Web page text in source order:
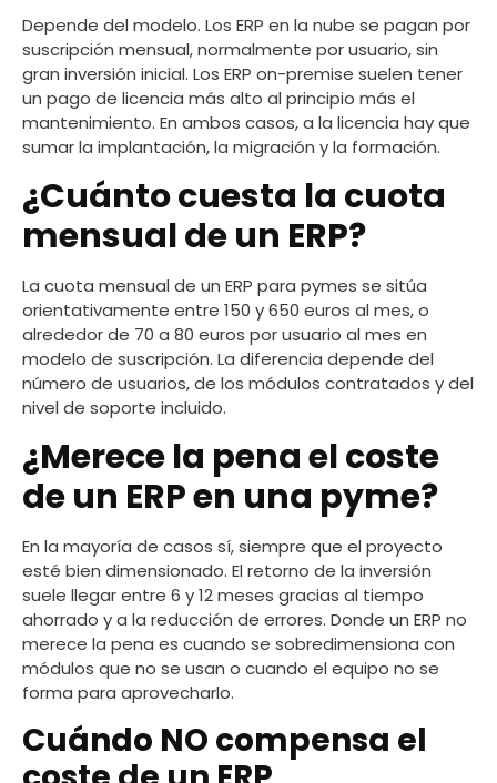
Depende del modelo. Los ERP en la nube se pagan por
suscripción mensual, normalmente por usuario, sin
gran inversión inicial. Los ERP on-premise suelen tener
un pago de licencia más alto al principio más el
mantenimiento. En ambos casos, a la licencia hay que
sumar la implantación, la migración y la formación.
¿Cuánto cuesta la cuota
mensual de un ERP?
La cuota mensual de un ERP para pymes se sitúa
orientativamente entre 150 y 650 euros al mes, o
alrededor de 70 a 80 euros por usuario al mes en
modelo de suscripción. La diferencia depende del
número de usuarios, de los módulos contratados y del
nivel de soporte incluido.
¿Merece la pena el coste
de un ERP en una pyme?
En la mayoría de casos sí, siempre que el proyecto
esté bien dimensionado. El retorno de la inversión
suele llegar entre 6 y 12 meses gracias al tiempo
ahorrado y a la reducción de errores. Donde un ERP no
merece la pena es cuando se sobredimensiona con
módulos que no se usan o cuando el equipo no se
forma para aprovecharlo.
Cuándo NO compensa el